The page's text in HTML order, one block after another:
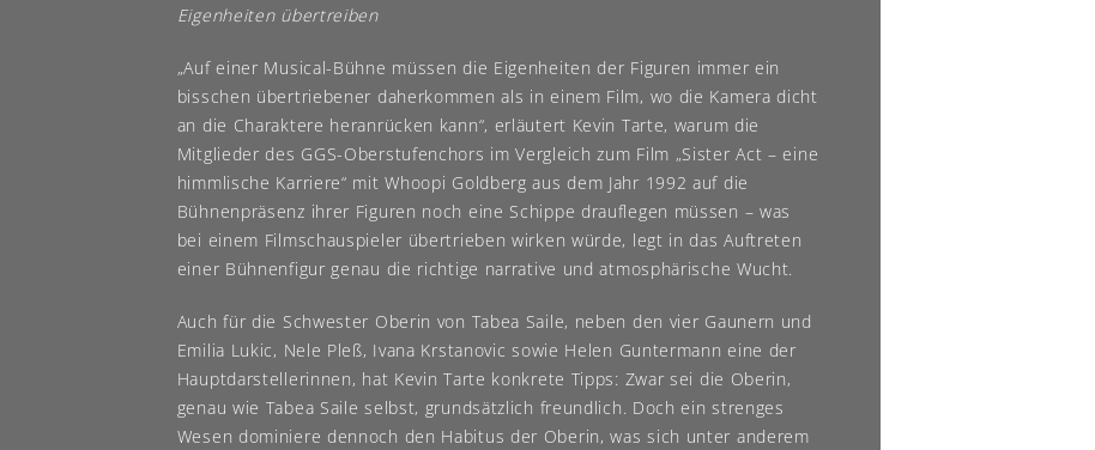
Eigenheiten übertreiben
„Auf einer Musical-Bühne müssen die Eigenheiten der Figuren immer ein
bisschen übertriebener daherkommen als in einem Film, wo die Kamera dicht
an die Charaktere heranrücken kann“, erläutert Kevin Tarte, warum die
Mitglieder des GGS-Oberstufenchors im Vergleich zum Film „Sister Act – eine
himmlische Karriere“ mit Whoopi Goldberg aus dem Jahr 1992 auf die
Bühnenpräsenz ihrer Figuren noch eine Schippe drauflegen müssen – was
bei einem Filmschauspieler übertrieben wirken würde, legt in das Auftreten
einer Bühnenfigur genau die richtige narrative und atmosphärische Wucht.
Auch für die Schwester Oberin von Tabea Saile, neben den vier Gaunern und
Emilia Lukic, Nele Pleß, Ivana Krstanovic sowie Helen Guntermann eine der
Hauptdarstellerinnen, hat Kevin Tarte konkrete Tipps: Zwar sei die Oberin,
genau wie Tabea Saile selbst, grundsätzlich freundlich. Doch ein strenges
Wesen dominiere dennoch den Habitus der Oberin, was sich unter anderem